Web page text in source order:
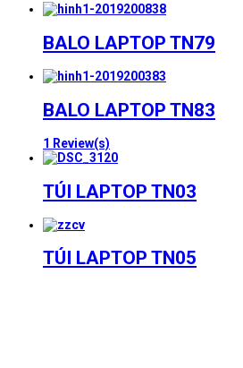
BALO LAPTOP TN79
BALO LAPTOP TN83
1 Review(s)
TÚI LAPTOP TN03
TÚI LAPTOP TN05